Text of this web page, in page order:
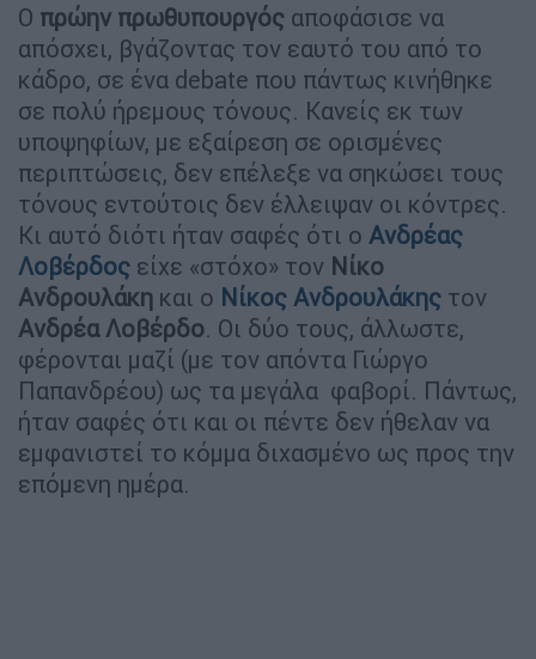
Ο πρώην πρωθυπουργός αποφάσισε να
απόσχει, βγάζοντας τον εαυτό του από το
κάδρο, σε ένα debate που πάντως κινήθηκε
σε πολύ ήρεμους τόνους. Κανείς εκ των
υποψηφίων, με εξαίρεση σε ορισμένες
περιπτώσεις, δεν επέλεξε να σηκώσει τους
τόνους εντούτοις δεν έλλειψαν οι κόντρες.
Κι αυτό διότι ήταν σαφές ότι ο Ανδρέας
Λοβέρδος είχε «στόχο» τον Νίκο
Ανδρουλάκη και ο Νίκος Ανδρουλάκης τον
Ανδρέα Λοβέρδο. Οι δύο τους, άλλωστε,
φέρονται μαζί (με τον απόντα Γιώργο
Παπανδρέου) ως τα μεγάλα φαβορί. Πάντως,
ήταν σαφές ότι και οι πέντε δεν ήθελαν να
εμφανιστεί το κόμμα διχασμένο ως προς την
επόμενη ημέρα.